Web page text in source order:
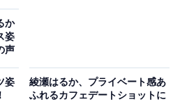
か
姿
声
姿
綾瀬はるか、プライベート感あ
ふれるカフェデートショットに